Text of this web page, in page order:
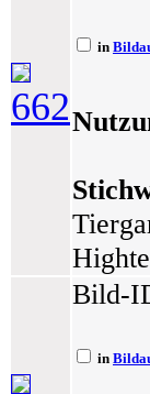
662
in
Bild-
in